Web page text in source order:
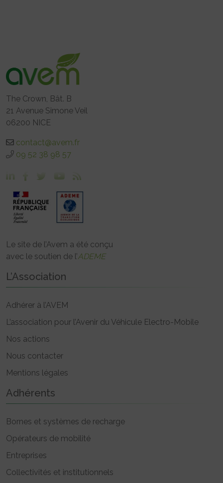
The Crown, Bât. B
21 Avenue Simone Veil
06200 NICE
contact@avem.fr
09 52 38 98 57
Le site de l’Avem a été conçu
avec le soutien de l’ADEME
L’Association
Adhérer à l’AVEM
L’association pour l’Avenir du Véhicule Electro-Mobile
Nos actions
Nous contacter
Mentions légales
Adhérents
Bornes et systèmes de recharge
Opérateurs de mobilité
Entreprises
Collectivités et institutionnels